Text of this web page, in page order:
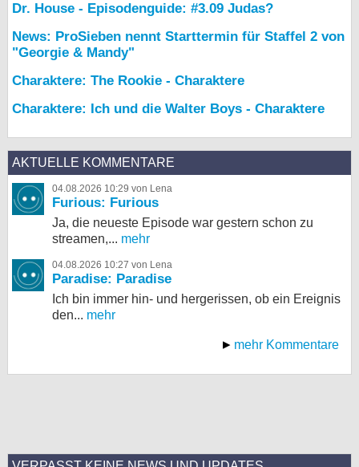
Dr. House - Episodenguide: #3.09 Judas?
News: ProSieben nennt Starttermin für Staffel 2 von
"Georgie & Mandy"
Charaktere: The Rookie - Charaktere
Charaktere: Ich und die Walter Boys - Charaktere
AKTUELLE KOMMENTARE
04.08.2026 10:29 von Lena
Furious: Furious
Ja, die neueste Episode war gestern schon zu
streamen,... mehr
04.08.2026 10:27 von Lena
Paradise: Paradise
Ich bin immer hin- und hergerissen, ob ein Ereignis
den... mehr
mehr Kommentare